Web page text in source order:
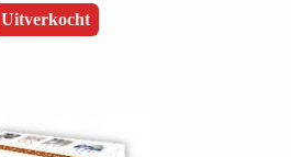
Uitverkocht